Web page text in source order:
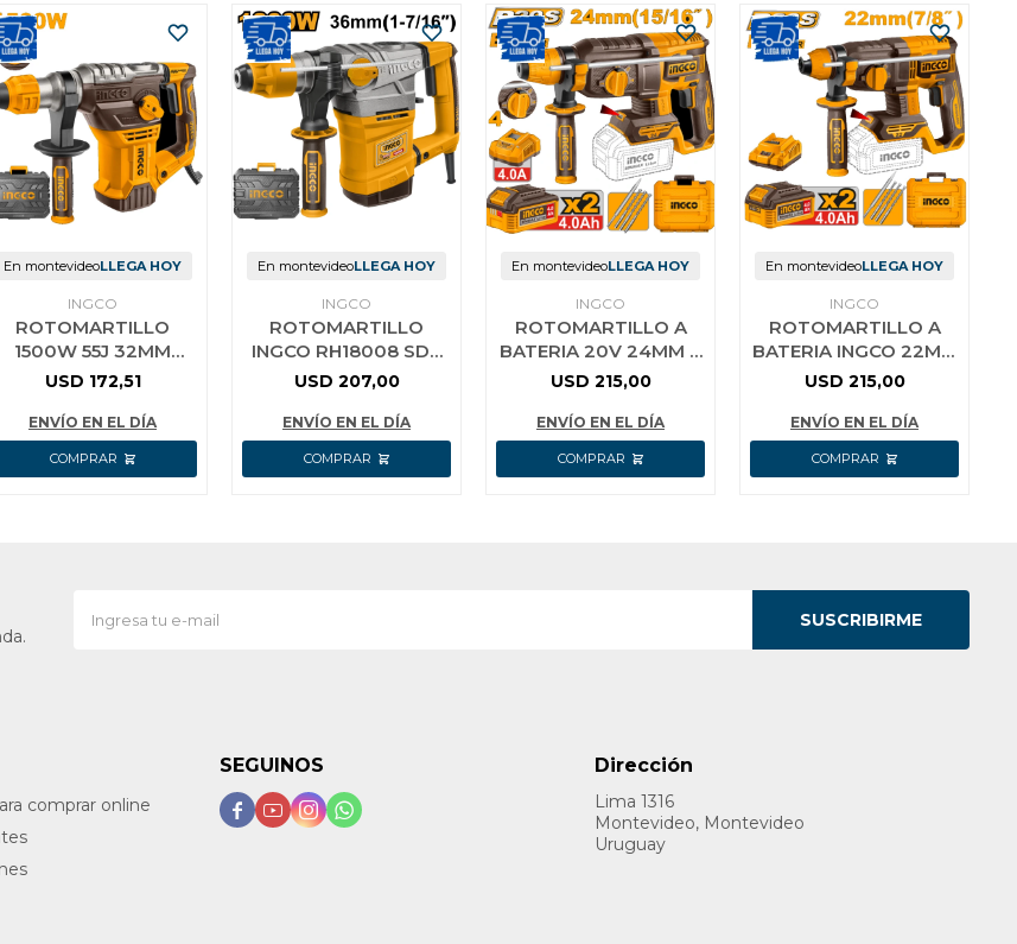
En montevideoLLEGA HOY
INGCO
ROTOMARTILLO
1500W 55J 32MM
RH150068 INGCO
USD 172,51
ENVÍO EN EL DÍA
En montevideoLLEGA HOY
INGCO
ROTOMARTILLO
INGCO RH18008 SDS
PLUS 1800W 850RPM
USD 207,00
ENVÍO EN EL DÍA
En montevideoLLEGA HOY
INGCO
ROTOMARTILLO A
BATERIA 20V 24MM +
2 BAT 4.0AH +
ACCESORIOS + VALIJA
I
USD 215,00
ENVÍO EN EL DÍA
En montevideoLLEGA HOY
INGCO
ROTOMARTILLO A
BATERIA INGCO 22MM
20V BRUSHLESS C/ 2
ACCE
USD 215,00
ENVÍO EN EL DÍA
SUSCRIBIRME
comprar online
Dirección
Lima 1316
Montevideo, Montevideo
Uruguay
SEGUINOS
   